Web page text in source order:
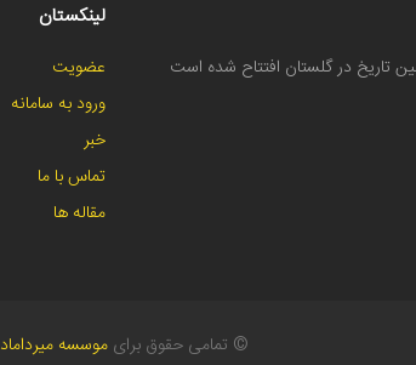
تاریخ در گلستان افتتاح شده است
لینکستان
عضویت
ورود به سامانه
خبر
تماس با ما
مقاله ها
© تمامی حقوق برای موسسه میرداماد